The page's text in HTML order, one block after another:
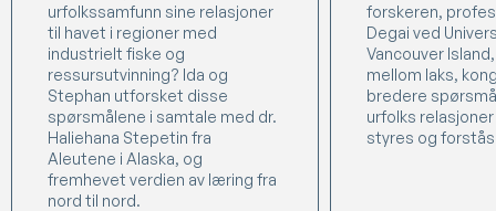
urfolkssamfunn sine relasjoner
til havet i regioner med
industrielt fiske og
ressursutvinning? Ida og
Stephan utforsket disse
spørsmålene i samtale med dr.
Haliehana Stepetin fra
Aleutene i Alaska, og
fremhevet verdien av læring fra
nord til nord.
forskeren,
Degai ved
Vancouver
mellom laks,
bredere
urfolks
styres og forstås